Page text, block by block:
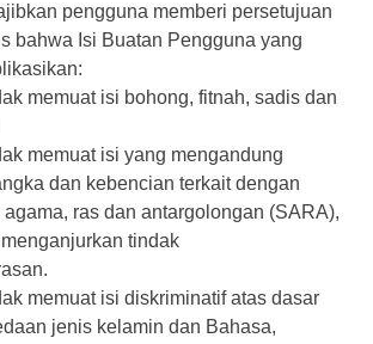
pengguna memberi persetujuan
bahwa Isi Buatan Pengguna yang
memuat isi bohong, fitnah, sadis dan
memuat isi yang mengandung
dan kebencian terkait dengan
agama, ras dan antargolongan (SARA),
tindak
memuat isi diskriminatif atas dasar
jenis kelamin dan Bahasa,